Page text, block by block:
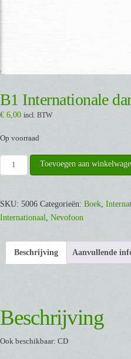
B1 Internationale
€ 6,00 incl. BTW
Op voorraad
Internationale
[Buch]
aantal
Toevoegen aan
SKU: 5006 Categorieën: Boek
Internationaal Nevofoon
Beschrijving Aanvullende
Beschrijving
Ook beschikbaar: CD